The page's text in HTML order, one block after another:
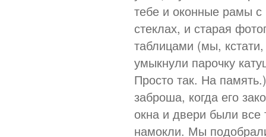
тебе и оконные рамы
стеклах, и старая
таблицами (мы,
умыкнули парочку
Просто так. На
заброша, когда его
окна и двери были все
намокли. Мы